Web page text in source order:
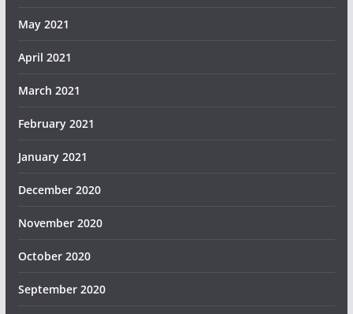
May 2021
April 2021
March 2021
February 2021
January 2021
December 2020
November 2020
October 2020
September 2020